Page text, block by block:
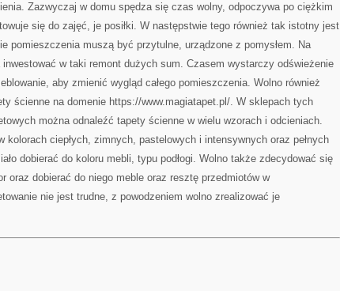
Zazwyczaj w domu spędza się czas wolny, odpoczywa po ciężkim
się do zajęć, je posiłki. W następstwie tego również tak istotny jest
pomieszczenia muszą być przytulne, urządzone z pomysłem. Na
w taki remont dużych sum. Czasem wystarczy odświeżenie
aby zmienić wygląd całego pomieszczenia. Wolno również
ścienne na domenie https://www.magiatapet.pl/. W sklepach tych
można odnaleźć tapety ścienne w wielu wzorach i odcieniach.
kolorach ciepłych, zimnych, pastelowych i intensywnych oraz pełnych
dobierać do koloru mebli, typu podłogi. Wolno także zdecydować się
oraz dobierać do niego meble oraz resztę przedmiotów w
nie jest trudne, z powodzeniem wolno zrealizować je